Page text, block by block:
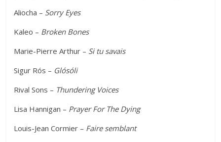
Aliocha – Sorry Eyes
Kaleo – Broken Bones
Marie-Pierre Arthur – Si tu savais
Sigur Rós – Glósóli
Rival Sons – Thundering Voices
Lisa Hannigan – Prayer For The Dying
Louis-Jean Cormier – Faire semblant